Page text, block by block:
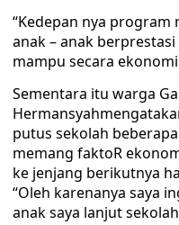
“Kedepan nya program
anak – anak
mampu secara
Sementara itu warga
putus sekolah
memang faktoR
ke jenjang berikutnya
“Oleh karenanya saya
anak saya lanjut